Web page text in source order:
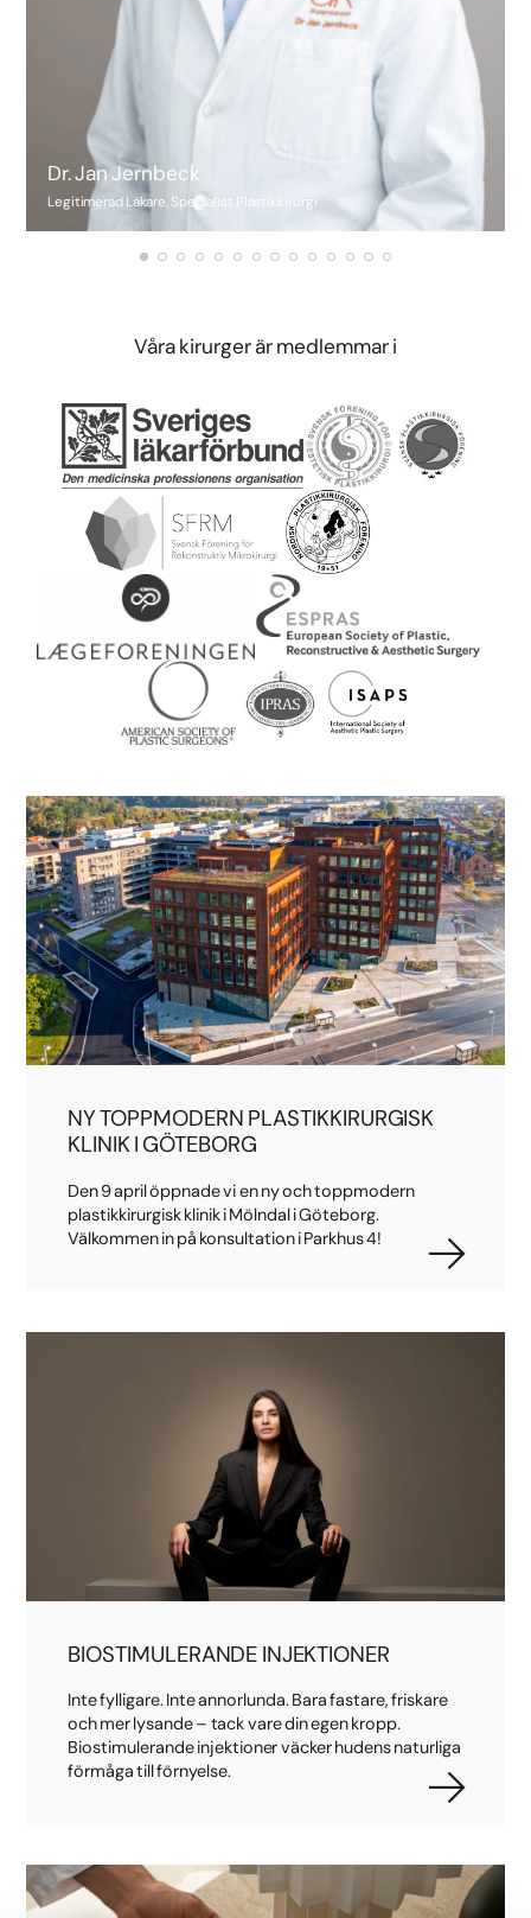
Dr. Jan Jernbeck
Legitimerad Läkare, Specialist Plastikkirurgi
Våra kirurger är medlemmar i
NY TOPPMODERN PLASTIKKIRURGISK
KLINIK I GÖTEBORG
Den 9 april öppnade vi en ny och toppmodern
plastikkirurgisk klinik i Mölndal i Göteborg.
Välkommen in på konsultation i Parkhus 4!
BIOSTIMULERANDE INJEKTIONER
Inte fylligare. Inte annorlunda. Bara fastare, friskare
och mer lysande – tack vare din egen kropp.
Biostimulerande injektioner väcker hudens naturliga
förmåga till förnyelse.